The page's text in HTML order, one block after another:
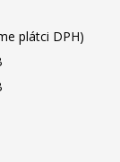
plátci DPH)